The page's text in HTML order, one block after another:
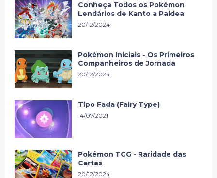
Conheça Todos os Pokémon
Lendários de Kanto a Paldea
20/12/2024
Pokémon Iniciais - Os Primeiros
Companheiros de Jornada
20/12/2024
Tipo Fada (Fairy Type)
14/07/2021
Pokémon TCG - Raridade das
Cartas
20/12/2024